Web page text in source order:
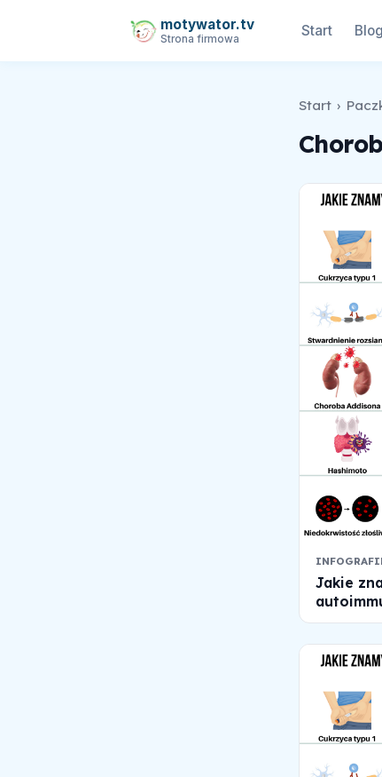
motywator.tv
Strona firmowa Start Blog
Start ›
Jakie